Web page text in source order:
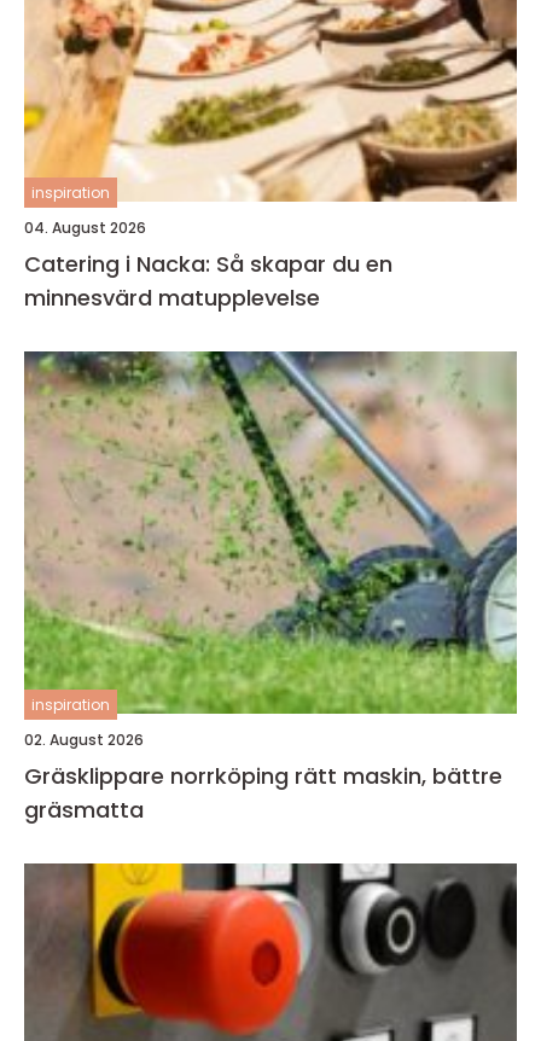
inspiration
04. August 2026
Catering i Nacka: Så skapar du en
minnesvärd matupplevelse
inspiration
02. August 2026
Gräsklippare norrköping rätt maskin, bättre
gräsmatta